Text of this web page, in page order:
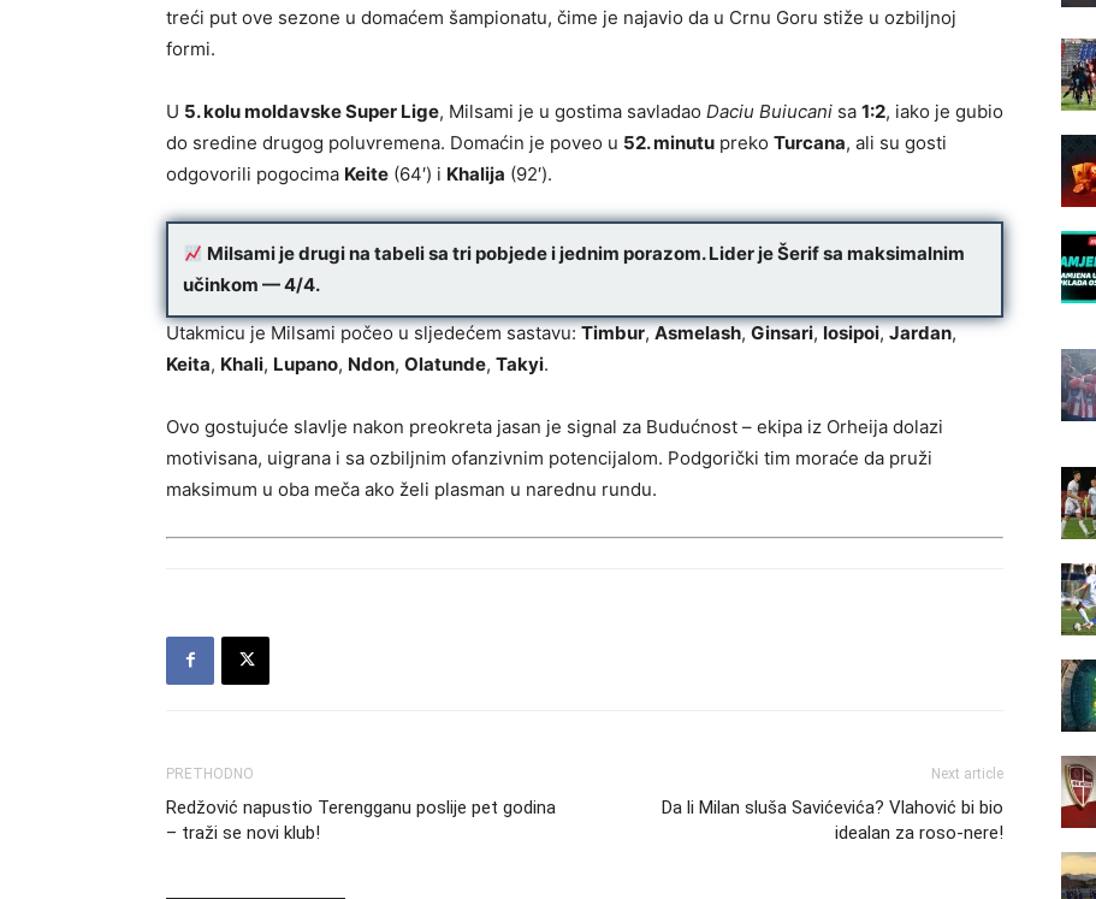
treći put ove sezone u domaćem šampionatu, čime je najavio da u Crnu Goru stiže u ozbiljnoj
formi.
U 5. kolu moldavske Super Lige, Milsami je u gostima savladao Daciu Buiucani sa 1:2, iako je gubio
do sredine drugog poluvremena. Domaćin je poveo u 52. minutu preko Turcana, ali su gosti
odgovorili pogocima Keite (64′) i Khalija (92′).
Milsami jedrugi na tabelisatri pobjede i jednim porazom. Lider je Šerif sa maksimalnim
učinkom — 4/4.
Utakmicu je Milsami počeo u sljedećem sastavu:Timbur,Asmelash,Ginsari,Iosipoi,Jardan,
Keita, Khali, Lupano, Ndon, Olatunde, Takyi.
Ovo gostujuće slavlje nakon preokreta jasan je signal za Budućnost – ekipa iz Orheija dolazi
motivisana, uigrana i sa ozbiljnim ofanzivnim potencijalom. Podgorički tim moraće da pruži
maksimum u oba meča ako želi plasman u narednu rundu.
PRETHODNO
Redžović napustio Terengganu poslije pet godina
– traži se novi klub!
Next article
Da li Milan sluša Savićevića? Vlahović bi bio
idealan za roso-nere!